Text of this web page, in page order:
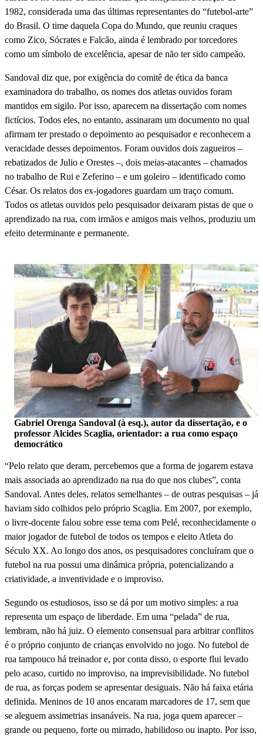
1982, considerada uma das últimas representantes do “futebol-arte”
do Brasil. O time daquela Copa do Mundo, que reuniu craques
como Zico, Sócrates e Falcão, ainda é lembrado por torcedores
como um símbolo de excelência, apesar de não ter sido campeão.
Sandoval diz que, por exigência do comitê de ética da banca
examinadora do trabalho, os nomes dos atletas ouvidos foram
mantidos em sigilo. Por isso, aparecem na dissertação com nomes
fictícios. Todos eles, no entanto, assinaram um documento no qual
afirmam ter prestado o depoimento ao pesquisador e reconhecem a
veracidade desses depoimentos. Foram ouvidos dois zagueiros –
rebatizados de Julio e Orestes –, dois meias-atacantes – chamados
no trabalho de Rui e Zeferino – e um goleiro – identificado como
César. Os relatos dos ex-jogadores guardam um traço comum.
Todos os atletas ouvidos pelo pesquisador deixaram pistas de que o
aprendizado na rua, com irmãos e amigos mais velhos, produziu um
efeito determinante e permanente.
Gabriel Orenga Sandoval (à esq.), autor da dissertação, e o
professor Alcides Scaglia, orientador: a rua como espaço
democrático
“Pelo relato que deram, percebemos que a forma de jogarem estava
mais associada ao aprendizado na rua do que nos clubes”, conta
Sandoval. Antes deles, relatos semelhantes – de outras pesquisas – já
haviam sido colhidos pelo próprio Scaglia. Em 2007, por exemplo,
o livre-docente falou sobre esse tema com Pelé, reconhecidamente o
maior jogador de futebol de todos os tempos e eleito Atleta do
Século XX. Ao longo dos anos, os pesquisadores concluíram que o
futebol na rua possui uma dinâmica própria, potencializando a
criatividade, a inventividade e o improviso.
Segundo os estudiosos, isso se dá por um motivo simples: a rua
representa um espaço de liberdade. Em uma “pelada” de rua,
lembram, não há juiz. O elemento consensual para arbitrar conflitos
é o próprio conjunto de crianças envolvido no jogo. No futebol de
rua tampouco há treinador e, por conta disso, o esporte flui levado
pelo acaso, curtido no improviso, na imprevisibilidade. No futebol
de rua, as forças podem se apresentar desiguais. Não há faixa etária
definida. Meninos de 10 anos encaram marcadores de 17, sem que
se aleguem assimetrias insanáveis. Na rua, joga quem aparecer –
grande ou pequeno, forte ou mirrado, habilidoso ou inapto. Por isso,